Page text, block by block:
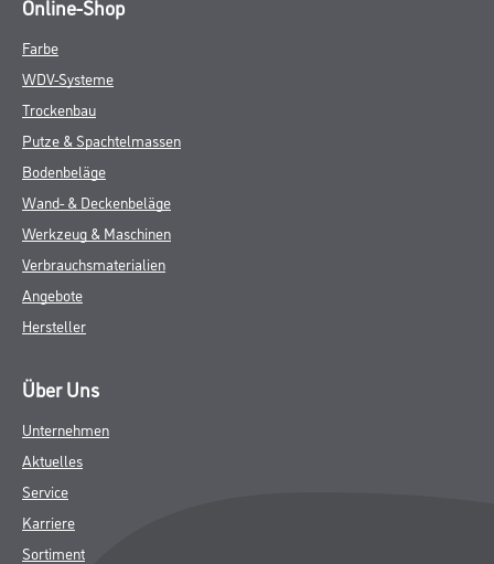
Online-Shop
Farbe
WDV-Systeme
Trockenbau
Putze & Spachtelmassen
Bodenbeläge
Wand- & Deckenbeläge
Werkzeug & Maschinen
Verbrauchsmaterialien
Angebote
Hersteller
Über Uns
Unternehmen
Aktuelles
Service
Karriere
Sortiment